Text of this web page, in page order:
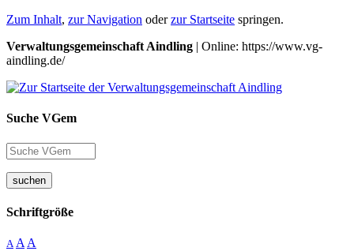
Zum Inhalt, zur Navigation oderzur Startseite springen.
Verwaltungsgemeinschaft Aindling | Online: https://www.vg-
aindling.de/
Suche VGem
suchen
Schriftgröße
A A A